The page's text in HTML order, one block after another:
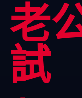
老
試